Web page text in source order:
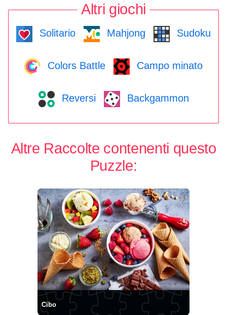
Altri giochi
Solitario Mahjong Sudoku
Colors Battle Campo minato
Reversi Backgammon
Altre Raccolte contenenti questo
Puzzle:
Cibo